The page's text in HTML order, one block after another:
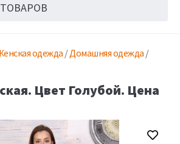
одежда /Домашняя одежда /
Цвет Голубой. Цена